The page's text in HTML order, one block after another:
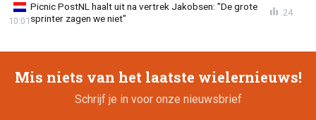
Picnic PostNL haalt uit na vertrek Jakobsen: "De grote
sprinter zagen we niet"
10:01
24
Mis niets van het laatste wielernieuws!
Schrijf je in voor onze nieuwsbrief